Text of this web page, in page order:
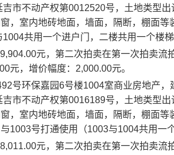
吉市不动产权第0012520号，土地类型出
，室内地砖地面，墙面，隔断，棚面
1004共用一个进户门，二楼共用一个楼梯
元，第二次拍卖在第一次拍卖流
元，增价幅度： 2,000.00元。
号环保嘉园6号楼1004室商业房地产，
吉市不动产权第0016189号，土地类型出
，室内地砖地面，墙面，隔断，棚面
1003号打通使用（1003与1004共用一
元，第二次拍卖在第一次拍卖流